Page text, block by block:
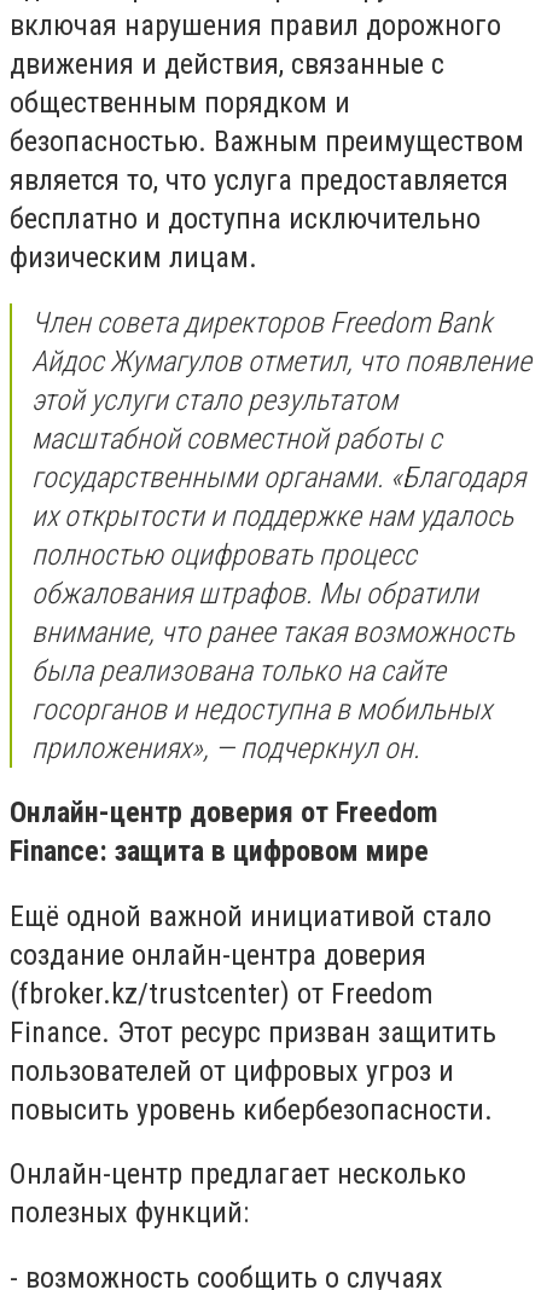
включая нарушения правил дорожного
движения и действия, связанные с
общественным порядком и
безопасностью. Важным преимуществом
является то, что услуга предоставляется
бесплатно и доступна исключительно
физическим лицам.
Член совета директоров Freedom Bank
Айдос Жумагулов отметил, что появление
этой услуги стало результатом
масштабной совместной работы с
государственными органами. «Благодаря
их открытости и поддержке нам удалось
полностью оцифровать процесс
обжалования штрафов. Мы обратили
внимание, что ранее такая возможность
была реализована только на сайте
госорганов и недоступна в мобильных
приложениях», — подчеркнул он.
Онлайн-центр доверия от Freedom
Finance: защита в цифровом мире
Ещё одной важной инициативой стало
создание онлайн-центра доверия
(fbroker.kz/trustcenter) от Freedom
Finance. Этот ресурс призван защитить
пользователей от цифровых угроз и
повысить уровень кибербезопасности.
Онлайн-центр предлагает несколько
полезных функций:
- возможность сообщить о случаях